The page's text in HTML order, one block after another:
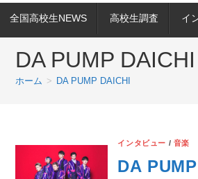
ス
ッ
全国高校生NEWS 高校生調査 イ
DA PUMP DAICHI
ホーム > DA PUMP DAICHI
インタビュー / 音楽
DA